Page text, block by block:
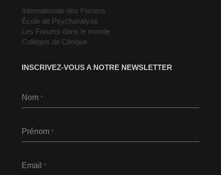
Internationale des Forums
École de Psychanalyse
Les Forums dans le monde
Collèges de Clinique
INSCRIVEZ-VOUS A NOTRE NEWSLETTER
Nom *
Prénom *
Email *